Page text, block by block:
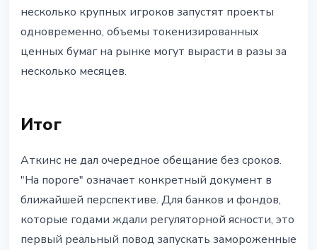
несколько крупных игроков запустят проекты
одновременно, объемы токенизированных
ценных бумаг на рынке могут вырасти в разы за
несколько месяцев.
Итог
Аткинс не дал очередное обещание без сроков.
"На пороге" означает конкретный документ в
ближайшей перспективе. Для банков и фондов,
которые годами ждали регуляторной ясности, это
первый реальный повод запускать замороженные